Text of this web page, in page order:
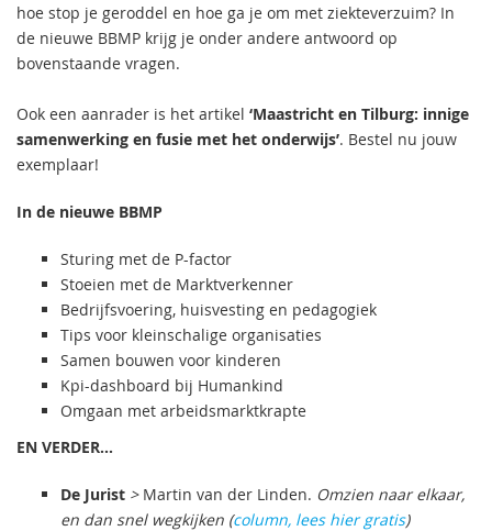
hoe stop je geroddel en hoe ga je om met ziekteverzuim? In
de nieuwe BBMP krijg je onder andere antwoord op
bovenstaande vragen.
Ook een aanrader is het artikel ‘Maastricht en Tilburg: innige
samenwerking en fusie met het onderwijs’. Bestel nu jouw
exemplaar!
In de nieuwe BBMP
Sturing met de P-factor
Stoeien met de Marktverkenner
Bedrijfsvoering, huisvesting en pedagogiek
Tips voor kleinschalige organisaties
Samen bouwen voor kinderen
Kpi-dashboard bij Humankind
Omgaan met arbeidsmarktkrapte
EN VERDER...
De Jurist > Martin van der Linden. Omzien naar elkaar,
en dan snel wegkijken (column, lees hier gratis)